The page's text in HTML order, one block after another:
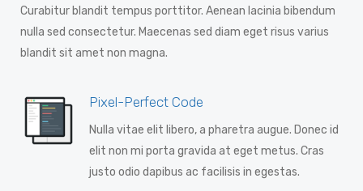
Curabitur blandit tempus porttitor. Aenean lacinia bibendum
nulla sed consectetur. Maecenas sed diam eget risus varius
blandit sit amet non magna.
Pixel-Perfect Code
Nulla vitae elit libero, a pharetra augue. Donec id
elit non mi porta gravida at eget metus. Cras
justo odio dapibus ac facilisis in egestas.